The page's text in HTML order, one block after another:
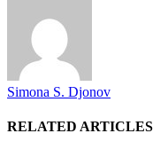
Simona S. Djonov
RELATED ARTICLES